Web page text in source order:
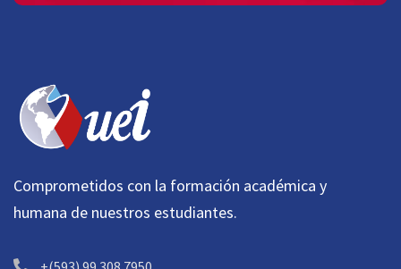
Comprometidos con la formación académica y
humana de nuestros estudiantes.